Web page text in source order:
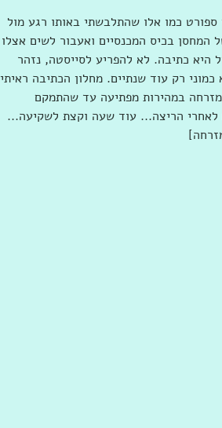
כמו אלו שהתלבשתי באותו רגע מול
בכיס המכנסיים ואעבור לשים אצלו
כתיבה. לא להפריע לסייסטה, נזהר
רק עוד שנתיים. מחלון הכתיבה ראיתי
במהירות מפתיעה עד שהתמקם
הריצה... עוד שעה וקצת לשקיעה...